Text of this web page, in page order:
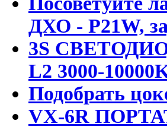
ДХО - P21W,
3S
L2 3000-
Подобрать
VX-6R